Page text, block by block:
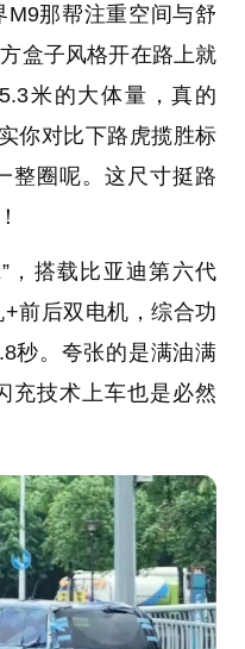
那帮注重空间与舒
盒子风格开在路上就
米的大体量，真的
你对比下路虎揽胜标
整圈呢。这尺寸挺路
，搭载比亚迪第六代
前后双电机，综合功
秒。夸张的是满油满
充技术上车也是必然